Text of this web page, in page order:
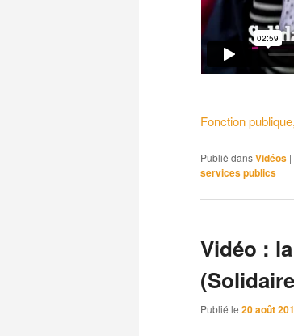
Fonction
Publié dansVidéos |
services publics
Vidéo :
Publié le 20 août